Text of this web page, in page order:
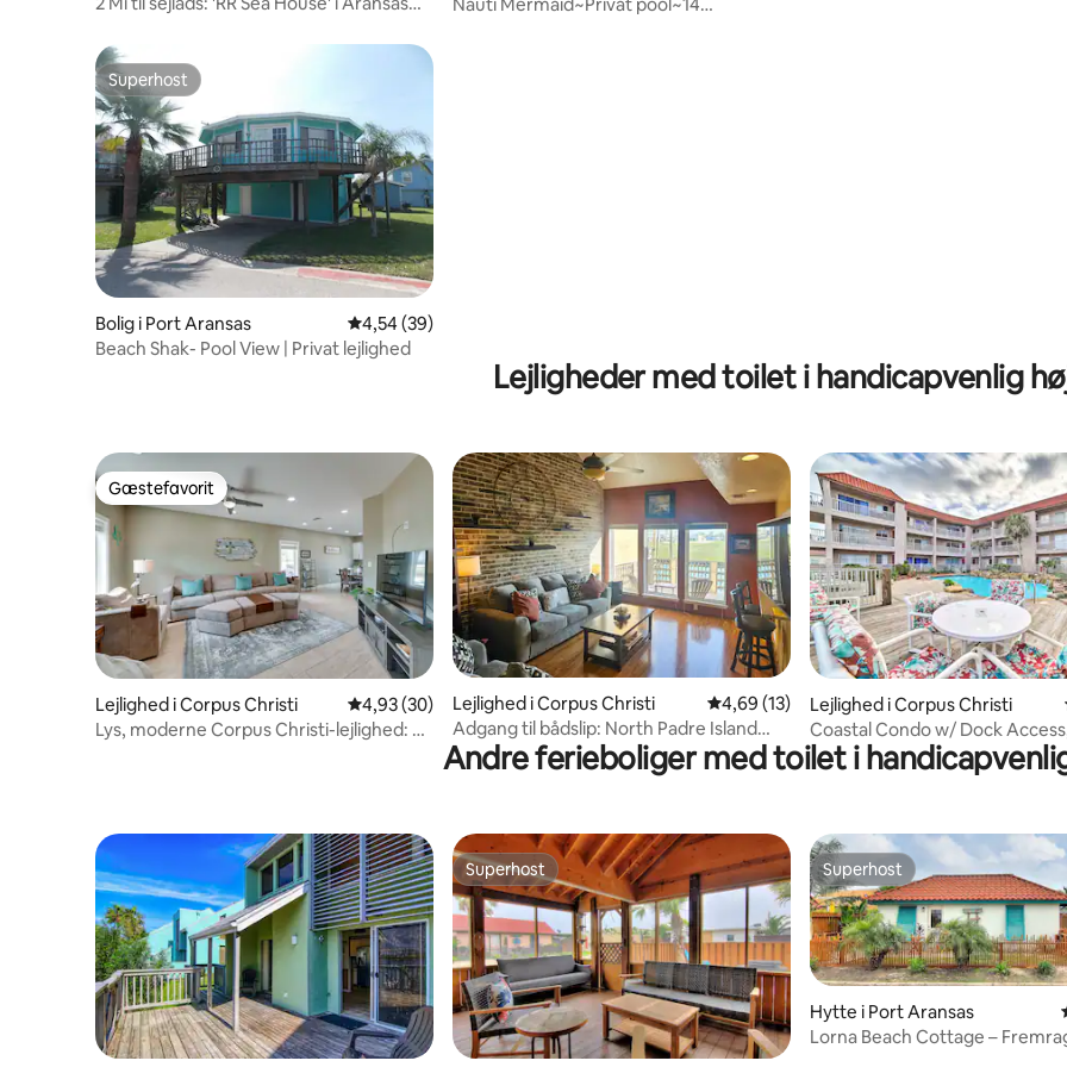
Superhost
Superhost
Bolig i Port Aransas 4,54 ud af 5 i gennemsnitlig bedømmelse, 39 omtaler
4,54 (39)
Beach Shak- Pool View | Privat lejlighed
Lejligheder med toilet i handicapvenlig
Gæstefavorit
Gæstefavorit
Lejlighed i Corpus Christi 4,93 ud af 5 i gennemsnitlig bedømmelse, 30 omtaler
4,93 (30)
Lys, moderne Corpus Christi-lejlighed: 2
Lejlighed i Corpus Christi 4,69 ud af 5 i gennemsnitlig bedømmelse,
4,69 (13)
Adgang til bådslip: North Padre Island
Condo!
Lejlighed i Corpus Christi
Coastal Condo w/ Dock
to Beach!
Andre ferieboliger med toilet i
Superhost
Superhost Superhost
Superhost
Hytte i Port Aransas
Lorna Beach Cottage –